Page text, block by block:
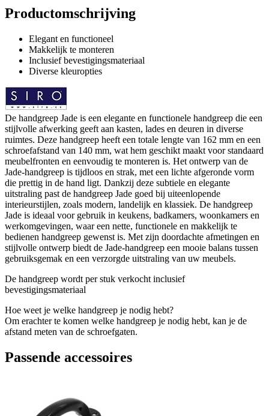
Productomschrijving
Elegant en functioneel
Makkelijk te monteren
Inclusief bevestigingsmateriaal
Diverse kleuropties
De handgreep Jade is een elegante en functionele handgreep die een
stijlvolle afwerking geeft aan kasten, lades en deuren in diverse
ruimtes. Deze handgreep heeft een totale lengte van 162 mm en een
schroefafstand van 140 mm, wat hem geschikt maakt voor standaard
meubelfronten en eenvoudig te monteren is. Het ontwerp van de
Jade-handgreep is tijdloos en strak, met een lichte afgeronde vorm
die prettig in de hand ligt. Dankzij deze subtiele en elegante
uitstraling past de handgreep Jade goed bij uiteenlopende
interieurstijlen, zoals modern, landelijk en klassiek. De handgreep
Jade is ideaal voor gebruik in keukens, badkamers, woonkamers en
werkomgevingen, waar een nette, functionele en makkelijk te
bedienen handgreep gewenst is. Met zijn doordachte afmetingen en
stijlvolle ontwerp biedt de Jade-handgreep een mooie balans tussen
gebruiksgemak en een verzorgde uitstraling van uw meubels.
De handgreep wordt per stuk verkocht inclusief
bevestigingsmateriaal
Hoe weet je welke handgreep je nodig hebt?
Om erachter te komen welke handgreep je nodig hebt, kan je de
afstand meten van de schroefgaten.
Passende accessoires